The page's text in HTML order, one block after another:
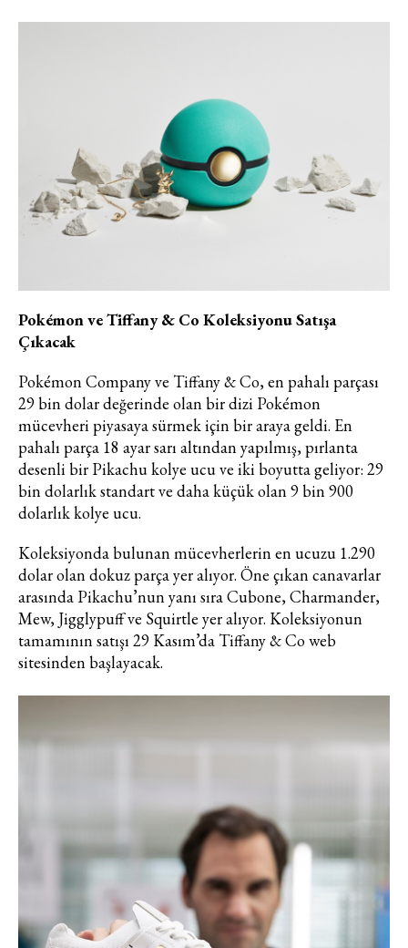
üzerinden sunulan ürün ve
hizmetlere ilişkin reklam, tanıtım,
pazarlama ve kutlama/ temenni
amaçlı her türlü e-bülten/ ticari
elektronik ileti gönderiminin e-posta
yoluyla tarafıma yapılmasına onay
işlenmesine açık rıza veriyorum.
Pokémon ve Tiffany & Co Koleksiyonu Satışa
Çıkacak
Pokémon Company ve Tiffany & Co, en pahalı parçası
29 bin dolar değerinde olan bir dizi Pokémon
mücevheri piyasaya sürmek için bir araya geldi. En
pahalı parça 18 ayar sarı altından yapılmış, pırlanta
desenli bir Pikachu kolye ucu ve iki boyutta geliyor: 29
bin dolarlık standart ve daha küçük olan 9 bin 900
dolarlık kolye ucu.
Koleksiyonda bulunan mücevherlerin en ucuzu 1.290
dolar olan dokuz parça yer alıyor. Öne çıkan canavarlar
arasında Pikachu’nun yanı sıra Cubone, Charmander,
Mew, Jigglypuff ve Squirtle yer alıyor. Koleksiyonun
tamamının satışı 29 Kasım’da Tiffany & Co web
sitesinden başlayacak.